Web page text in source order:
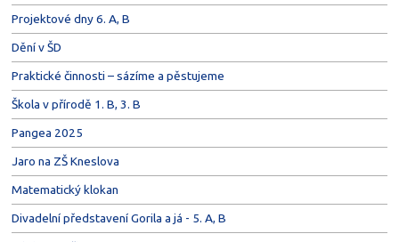
Projektové dny 6. A, B
Dění v ŠD
Praktické činnosti – sázíme a pěstujeme
Škola v přírodě 1. B, 3. B
Pangea 2025
Jaro na ZŠ Kneslova
Matematický klokan
Divadelní představení Gorila a já - 5. A, B